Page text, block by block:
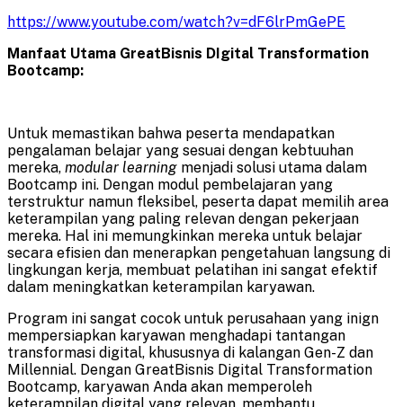
https://www.youtube.com/watch?v=dF6lrPmGePE
Manfaat Utama GreatBisnis DIgital Transformation
Bootcamp:
Untuk memastikan bahwa peserta mendapatkan
pengalaman belajar yang sesuai dengan kebtuuhan
mereka, modular learning menjadi solusi utama dalam
Bootcamp ini. Dengan modul pembelajaran yang
terstruktur namun fleksibel, peserta dapat memilih area
keterampilan yang paling relevan dengan pekerjaan
mereka. Hal ini memungkinkan mereka untuk belajar
secara efisien dan menerapkan pengetahuan langsung di
lingkungan kerja, membuat pelatihan ini sangat efektif
dalam meningkatkan keterampilan karyawan.
Program ini sangat cocok untuk perusahaan yang inign
mempersiapkan karyawan menghadapi tantangan
transformasi digital, khususnya di kalangan Gen-Z dan
Millennial. Dengan GreatBisnis Digital Transformation
Bootcamp, karyawan Anda akan memperoleh